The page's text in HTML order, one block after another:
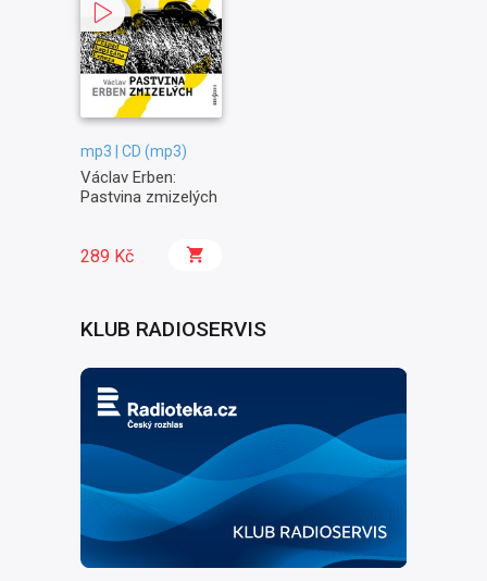
mp3 | CD (mp3)
Václav Erben:
Pastvina zmizelých
289 Kč
KLUB RADIOSERVIS